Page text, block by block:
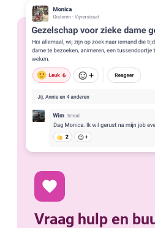
favorite
Vraag hulp en